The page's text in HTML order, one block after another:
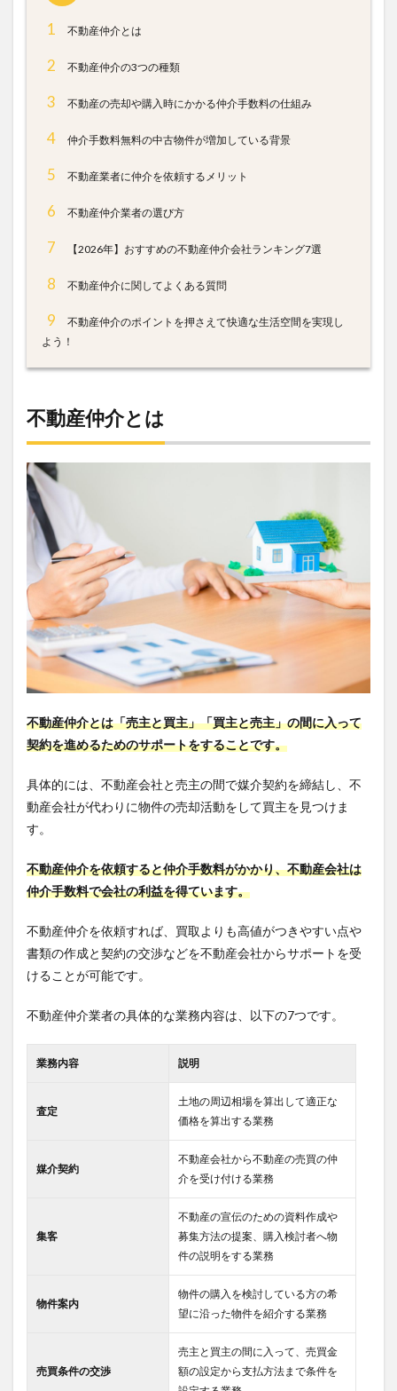
1 不動産仲介とは
2 不動産仲介の3つの種類
3 不動産の売却や購入時にかかる仲介手数料の仕組み
4 仲介手数料無料の中古物件が増加している背景
5 不動産業者に仲介を依頼するメリット
6 不動産仲介業者の選び方
7 【2026年】おすすめの不動産仲介会社ランキング7選
8 不動産仲介に関してよくある質問
9
不動産仲介のポイントを押さえて快適な生活空間を実現し
よう！
不動産仲介とは
不動産仲介とは「売主と買主」「買主と売主」の間に入って
契約を進めるためのサポートをすることです。
具体的には、不動産会社と売主の間で媒介契約を締結し、不
動産会社が代わりに物件の売却活動をして買主を見つけま
す。
不動産仲介を依頼すると仲介手数料がかかり、不動産会社は
仲介手数料で会社の利益を得ています。
不動産仲介を依頼すれば、買取よりも高値がつきやすい点や
書類の作成と契約の交渉などを不動産会社からサポートを受
けることが可能です。
不動産仲介業者の具体的な業務内容は、以下の7つです。
業務内容 説明
査定
土地の周辺相場を算出して適正な
価格を算出する業務
媒介契約
不動産会社から不動産の売買の仲
介を受け付ける業務
集客
不動産の宣伝のための資料作成や
募集方法の提案、購入検討者へ物
件の説明をする業務
物件案内
物件の購入を検討している方の希
望に沿った物件を紹介する業務
売買条件の交渉
売主と買主の間に入って、売買金
額の設定から支払方法まで条件を